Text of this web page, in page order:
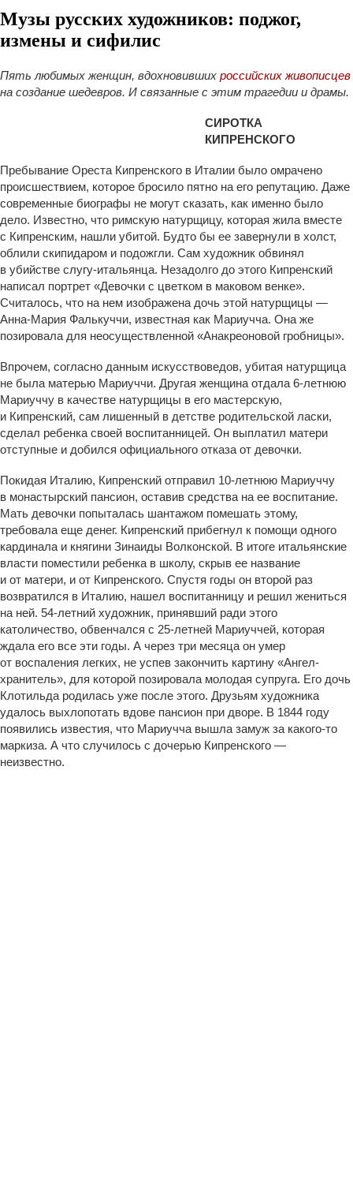
Музы русских художников: поджог,
измены и сифилис
Пять любимых женщин, вдохновивших российских живописцев
на создание шедевров. И связанные с этим трагедии и драмы.
СИРОТКА
КИПРЕНСКОГО
Пребывание Ореста Кипренского в Италии было омрачено
происшествием, которое бросило пятно на его репутацию. Даже
современные биографы не могут сказать, как именно было
дело. Известно, что римскую натурщицу, которая жила вместе
с Кипренским, нашли убитой. Будто бы ее завернули в холст,
облили скипидаром и подожгли. Сам художник обвинял
в убийстве слугу-итальянца. Незадолго до этого Кипренский
написал портрет «Девочки с цветком в маковом венке».
Считалось, что на нем изображена дочь этой натурщицы —
Анна-Мария Фалькуччи, известная как Мариучча. Она же
позировала для неосуществленной «Анакреоновой гробницы».
Впрочем, согласно данным искусствоведов, убитая натурщица
не была матерью Мариуччи. Другая женщина отдала 6-летнюю
Мариуччу в качестве натурщицы в его мастерскую,
и Кипренский, сам лишенный в детстве родительской ласки,
сделал ребенка своей воспитанницей. Он выплатил матери
отступные и добился официального отказа от девочки.
Покидая Италию, Кипренский отправил 10-летнюю Мариуччу
в монастырский пансион, оставив средства на ее воспитание.
Мать девочки попыталась шантажом помешать этому,
требовала еще денег. Кипренский прибегнул к помощи одного
кардинала и княгини Зинаиды Волконской. В итоге итальянские
власти поместили ребенка в школу, скрыв ее название
и от матери, и от Кипренского. Спустя годы он второй раз
возвратился в Италию, нашел воспитанницу и решил жениться
на ней. 54-летний художник, принявший ради этого
католичество, обвенчался с 25-летней Мариуччей, которая
ждала его все эти годы. А через три месяца он умер
от воспаления легких, не успев закончить картину «Ангел-
хранитель», для которой позировала молодая супруга. Его дочь
Клотильда родилась уже после этого. Друзьям художника
удалось выхлопотать вдове пансион при дворе. В 1844 году
появились известия, что Мариучча вышла замуж за какого-то
маркиза. А что случилось с дочерью Кипренского —
неизвестно.